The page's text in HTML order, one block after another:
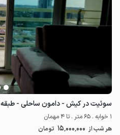
سوئیت در کیش - دامون ساحلی - طبقه ۱۴
1 خوابه . 65 متر . تا 4 مهمان
هر شب از 15٬000٬000 تومان